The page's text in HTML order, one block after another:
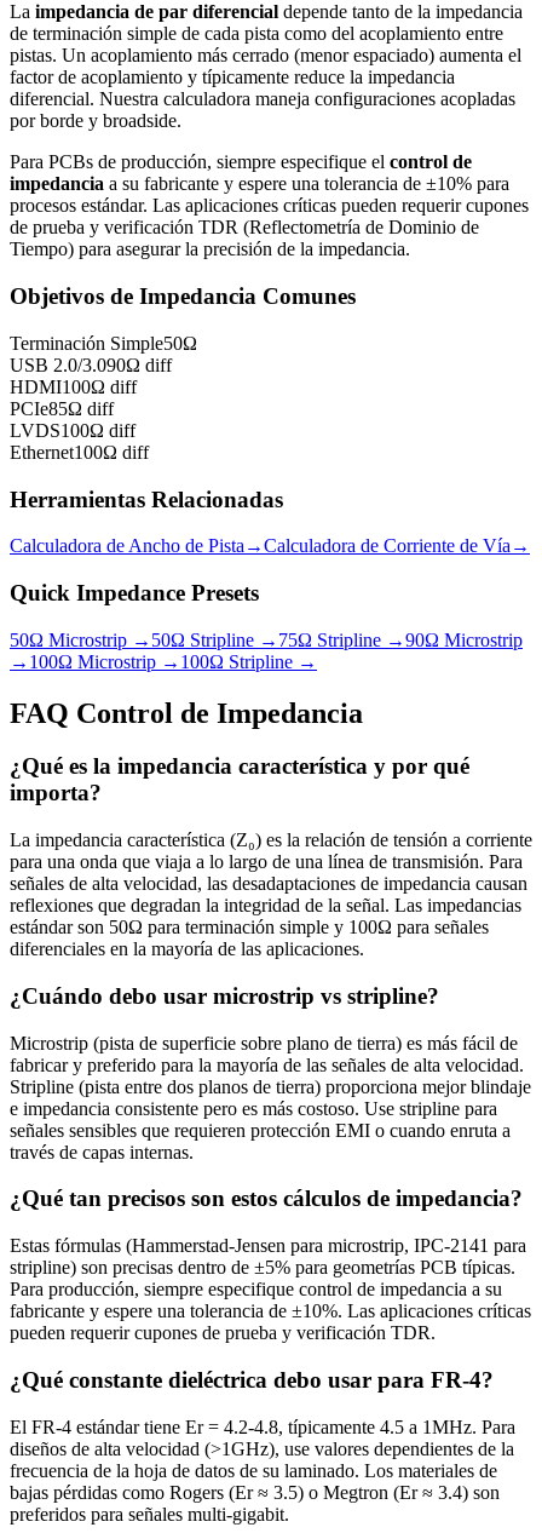
La impedancia de par diferencial depende tanto de la impedancia
de terminación simple de cada pista como del acoplamiento entre
pistas. Un acoplamiento más cerrado (menor espaciado) aumenta el
factor de acoplamiento y típicamente reduce la impedancia
diferencial. Nuestra calculadora maneja configuraciones acopladas
por borde y broadside.
Para PCBs de producción, siempre especifique el control de
impedancia a su fabricante y espere una tolerancia de ±10% para
procesos estándar. Las aplicaciones críticas pueden requerir cupones
de prueba y verificación TDR (Reflectometría de Dominio de
Tiempo) para asegurar la precisión de la impedancia.
Objetivos de Impedancia Comunes
Terminación Simple50Ω
USB 2.0/3.090Ω diff
HDMI100Ω diff
PCIe85Ω diff
LVDS100Ω diff
Ethernet100Ω diff
Herramientas Relacionadas
Calculadora de Ancho de Pista →Calculadora de Corriente de Vía →
Quick Impedance Presets
50Ω Microstrip → 50Ω Stripline → 75Ω Stripline →90Ω Microstrip
→ 100Ω Microstrip → 100Ω Stripline →
FAQ Control de Impedancia
¿Qué es la impedancia característica y por qué
importa?
La impedancia característica (Z₀) es la relación de tensión a corriente
para una onda que viaja a lo largo de una línea de transmisión. Para
señales de alta velocidad, las desadaptaciones de impedancia causan
reflexiones que degradan la integridad de la señal. Las impedancias
estándar son 50Ω para terminación simple y 100Ω para señales
diferenciales en la mayoría de las aplicaciones.
¿Cuándo debo usar microstrip vs stripline?
Microstrip (pista de superficie sobre plano de tierra) es más fácil de
fabricar y preferido para la mayoría de las señales de alta velocidad.
Stripline (pista entre dos planos de tierra) proporciona mejor blindaje
e impedancia consistente pero es más costoso. Use stripline para
señales sensibles que requieren protección EMI o cuando enruta a
través de capas internas.
¿Qué tan precisos son estos cálculos de impedancia?
Estas fórmulas (Hammerstad-Jensen para microstrip, IPC-2141 para
stripline) son precisas dentro de ±5% para geometrías PCB típicas.
Para producción, siempre especifique control de impedancia a su
fabricante y espere una tolerancia de ±10%. Las aplicaciones críticas
pueden requerir cupones de prueba y verificación TDR.
¿Qué constante dieléctrica debo usar para FR-4?
El FR-4 estándar tiene Er = 4.2-4.8, típicamente 4.5 a 1MHz. Para
diseños de alta velocidad (>1GHz), use valores dependientes de la
frecuencia de la hoja de datos de su laminado. Los materiales de
bajas pérdidas como Rogers (Er ≈ 3.5) o Megtron (Er ≈ 3.4) son
preferidos para señales multi-gigabit.